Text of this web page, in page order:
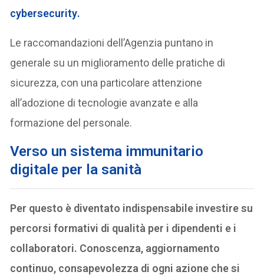
cybersecurity.
Le raccomandazioni dell’Agenzia puntano in
generale su un miglioramento delle pratiche di
sicurezza, con una particolare attenzione
all’adozione di tecnologie avanzate e alla
formazione del personale.
Verso un sistema immunitario
digitale per la sanità
Per questo è diventato indispensabile investire su
percorsi formativi di qualità per i dipendenti e i
collaboratori. Conoscenza, aggiornamento
continuo, consapevolezza di ogni azione che si